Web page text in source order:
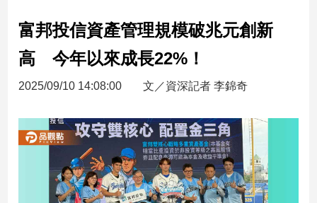
台
灣
財
新
產
經/
富邦投信資產管理規模破兆元創新
高 今年以來成長22%！
2025/09/10 14:08:00 文／資深記者 李錦奇